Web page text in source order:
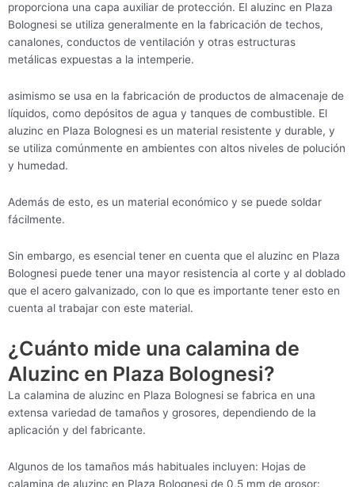
proporciona una capa auxiliar de protección. El aluzinc en Plaza
Bolognesi se utiliza generalmente en la fabricación de techos,
canalones, conductos de ventilación y otras estructuras
metálicas expuestas a la intemperie.
asimismo se usa en la fabricación de productos de almacenaje de
líquidos, como depósitos de agua y tanques de combustible. El
aluzinc en Plaza Bolognesi es un material resistente y durable, y
se utiliza comúnmente en ambientes con altos niveles de polución
y humedad.
Además de esto, es un material económico y se puede soldar
fácilmente.
Sin embargo, es esencial tener en cuenta que el aluzinc en Plaza
Bolognesi puede tener una mayor resistencia al corte y al doblado
que el acero galvanizado, con lo que es importante tener esto en
cuenta al trabajar con este material.
¿Cuánto mide una calamina de
Aluzinc en Plaza Bolognesi?
La calamina de aluzinc en Plaza Bolognesi se fabrica en una
extensa variedad de tamaños y grosores, dependiendo de la
aplicación y del fabricante.
Algunos de los tamaños más habituales incluyen: Hojas de
calamina de aluzinc en Plaza Bolognesi de 0,5 mm de grosor: